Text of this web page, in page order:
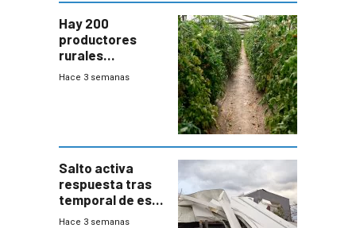
Hay 200
productores
rurales
afectados tras
Hace 3 semanas
Salto activa
respuesta tras
temporal de este
sábado con
Hace 3 semanas